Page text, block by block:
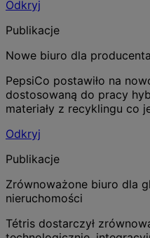
Odkryj
Publikacje
Nowe biuro dla
PepsiCo postawiło na
dostosowaną do pracy
materiały z recyklingu co
Odkryj
Publikacje
Zrównoważone biuro dla
nieruchomości
Tétris dostarczył